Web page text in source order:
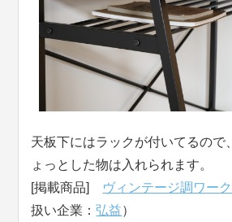
天板下にはラックが付いてるので
ょっとした物は入れられます。
[掲載商品] ヴィンテージ調ワー
扱い企業：弘益）